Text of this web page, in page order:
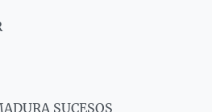
SUCESOS